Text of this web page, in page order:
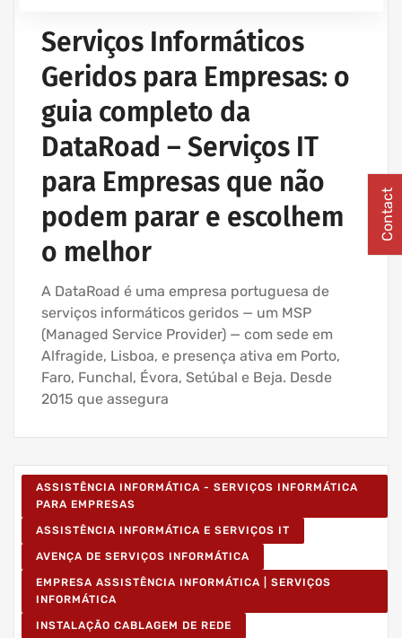
Serviços Informáticos
Geridos para Empresas: o
guia completo da
DataRoad – Serviços IT
para Empresas que não
podem parar e escolhem
o melhor
A DataRoad é uma empresa portuguesa de
serviços informáticos geridos — um MSP
(Managed Service Provider) — com sede em
Alfragide, Lisboa, e presença ativa em Porto,
Faro, Funchal, Évora, Setúbal e Beja. Desde
2015 que assegura
ASSISTÊNCIA INFORMÁTICA - SERVIÇOS INFORMÁTICA
PARA EMPRESAS
ASSISTÊNCIA INFORMÁTICA E SERVIÇOS IT
AVENÇA DE SERVIÇOS INFORMÁTICA
EMPRESA ASSISTÊNCIA INFORMÁTICA | SERVIÇOS
INFORMÁTICA
INSTALAÇÃO CABLAGEM DE REDE
Contact